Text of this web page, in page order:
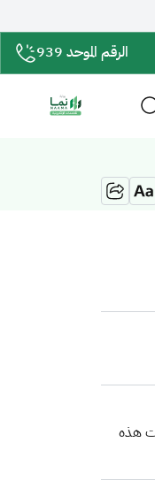
الرقم الموحد 939
هذه